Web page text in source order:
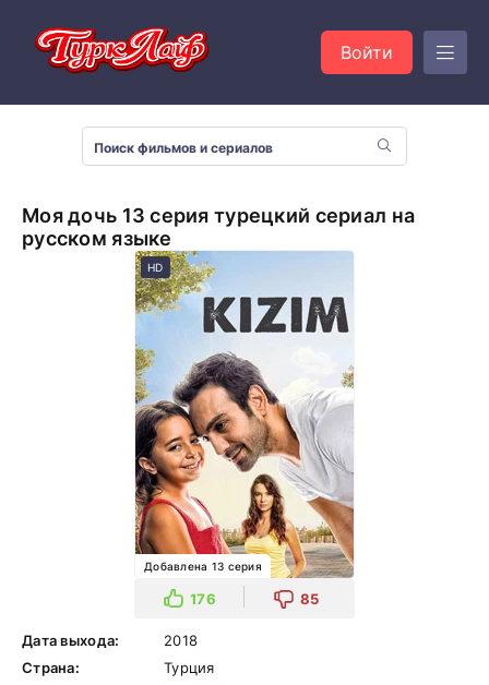
Войти
Моя дочь 13 серия турецкий сериал на
русском языке
HD
Добавлена 13 серия
176 85
Дата выхода:
2018
Страна:
Турция